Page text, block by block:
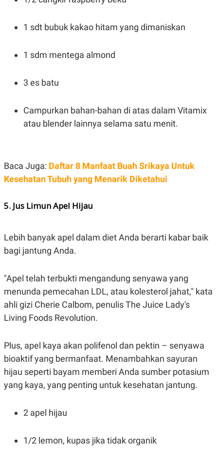
1 sdt bubuk kakao hitam yang dimaniskan
1 sdm mentega almond
3 es batu
Campurkan bahan-bahan di atas dalam Vitamix
atau blender lainnya selama satu menit.
Baca Juga: Daftar 8 Manfaat Buah Srikaya Untuk
Kesehatan Tubuh yang Menarik Diketahui
5. Jus Limun Apel Hijau
Lebih banyak apel dalam diet Anda berarti kabar baik
bagi jantung Anda.
"Apel telah terbukti mengandung senyawa yang
menunda pemecahan LDL, atau kolesterol jahat," kata
ahli gizi Cherie Calbom, penulis The Juice Lady's
Living Foods Revolution.
Plus, apel kaya akan polifenol dan pektin – senyawa
bioaktif yang bermanfaat. Menambahkan sayuran
hijau seperti bayam memberi Anda sumber potasium
yang kaya, yang penting untuk kesehatan jantung.
2 apel hijau
1/2 lemon, kupas jika tidak organik